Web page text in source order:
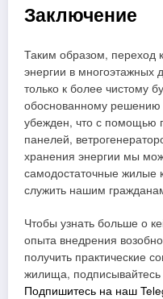
Заключение
Таким образом, переход
энергии в многоэтажных
только к более чистому
обоснованному решению
убежден, что с помощью
панелей,
хранения энергии мы
самодостаточные жилые
служить нашим
Чтобы узнать больше о
опыта внедрения
получить практические
жилища,
Подпишитесь на наш